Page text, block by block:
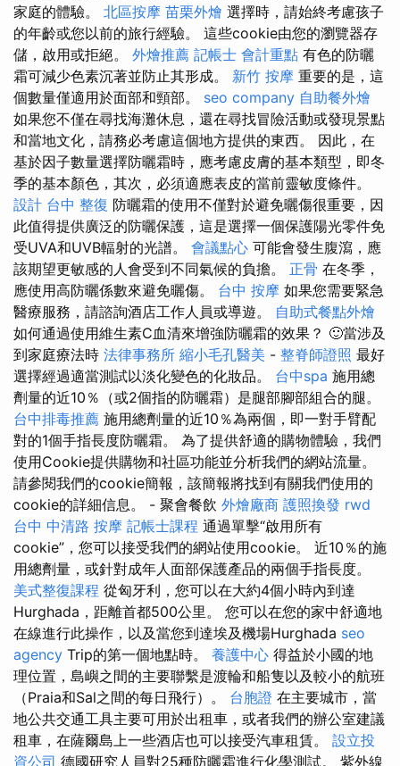
家庭的體驗。 北區按摩 苗栗外燴 選擇時，請始終考慮孩子
的年齡或您以前的旅行經驗。 這些cookie由您的瀏覽器存
儲，啟用或拒絕。 外燴推薦 記帳士 會計重點 有色的防曬
霜可減少色素沉著並防止其形成。 新竹 按摩 重要的是，這
個數量僅適用於面部和頸部。 seo company 自助餐外燴
如果您不僅在尋找海灘休息，還在尋找冒險活動或發現景點
和當地文化，請務必考慮這個地方提供的東西。 因此，在
基於因子數量選擇防曬霜時，應考慮皮膚的基本類型，即冬
季的基本顏色，其次，必須適應表皮的當前靈敏度條件。
設計 台中 整復 防曬霜的使用不僅對於避免曬傷很重要，因
此值得提供廣泛的防曬保護，這是選擇一個保護陽光零件免
受UVA和UVB輻射的光譜。 會議點心 可能會發生腹瀉，應
該期望更敏感的人會受到不同氣候的負擔。 正骨 在冬季，
應使用高防曬係數來避免曬傷。 台中 按摩 如果您需要緊急
醫療服務，請諮詢酒店工作人員或導遊。 自助式餐點外燴
如何通過使用維生素C血清來增強防曬霜的效果？ 🙂當涉及
到家庭療法時 法律事務所 縮小毛孔醫美 - 整脊師證照 最好
選擇經過適當測試以淡化變色的化妝品。 台中spa 施用總
劑量的近10％（或2個指的防曬霜）是腿部腳部組合的腿。
台中排毒推薦 施用總劑量的近10％為兩個，即一對手臂配
對的1個手指長度防曬霜。 為了提供舒適的購物體驗，我們
使用Cookie提供購物和社區功能並分析我們的網站流量。
請參閱我們的cookie簡報，該簡報將找到有關我們使用的
cookie的詳細信息。 - 聚會餐飲 外燴廠商 護照換發 rwd
台中 中清路 按摩 記帳士課程 通過單擊“啟用所有
cookie”，您可以接受我們的網站使用cookie。 近10％的施
用總劑量，或針對成年人面部保護產品的兩個手指長度。
美式整復課程 從匈牙利，您可以在大約4個小時內到達
Hurghada，距離首都500公里。 您可以在您的家中舒適地
在線進行此操作，以及當您到達埃及機場Hurghada seo
agency Trip的第一個地點時。 養護中心 得益於小國的地
理位置，島嶼之間的主要聯繫是渡輪和船隻以及較小的航班
（Praia和Sal之間的每日飛行）。 台胞證 在主要城市，當
地公共交通工具主要可用於出租車，或者我們的辦公室建議
租車，在薩爾島上一些酒店也可以接受汽車租賃。 設立投
資公司 德國研究人員對25種防曬霜進行化學測試。 紫外線